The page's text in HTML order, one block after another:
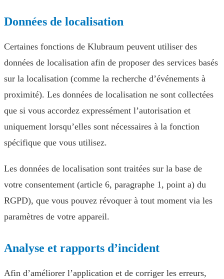
Données de localisation
Certaines fonctions de Klubraum peuvent utiliser des
données de localisation afin de proposer des services basés
sur la localisation (comme la recherche d’événements à
proximité). Les données de localisation ne sont collectées
que si vous accordez expressément l’autorisation et
uniquement lorsqu’elles sont nécessaires à la fonction
spécifique que vous utilisez.
Les données de localisation sont traitées sur la base de
votre consentement (article 6, paragraphe 1, point a) du
RGPD), que vous pouvez révoquer à tout moment via les
paramètres de votre appareil.
Analyse et rapports d’incident
Afin d’améliorer l’application et de corriger les erreurs,